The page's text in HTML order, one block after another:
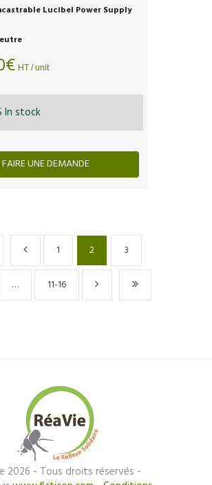
Lucibel Power Supply
€ HT / unit
In stock
FAIRE UNE DEMANDE
1 2 3
… 11-16
2026 - Tous droits réservés -